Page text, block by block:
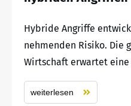
Hybride Angriffe
nehmenden Risiko. Die
Wirtschaft erwartet eine
weiterlesen